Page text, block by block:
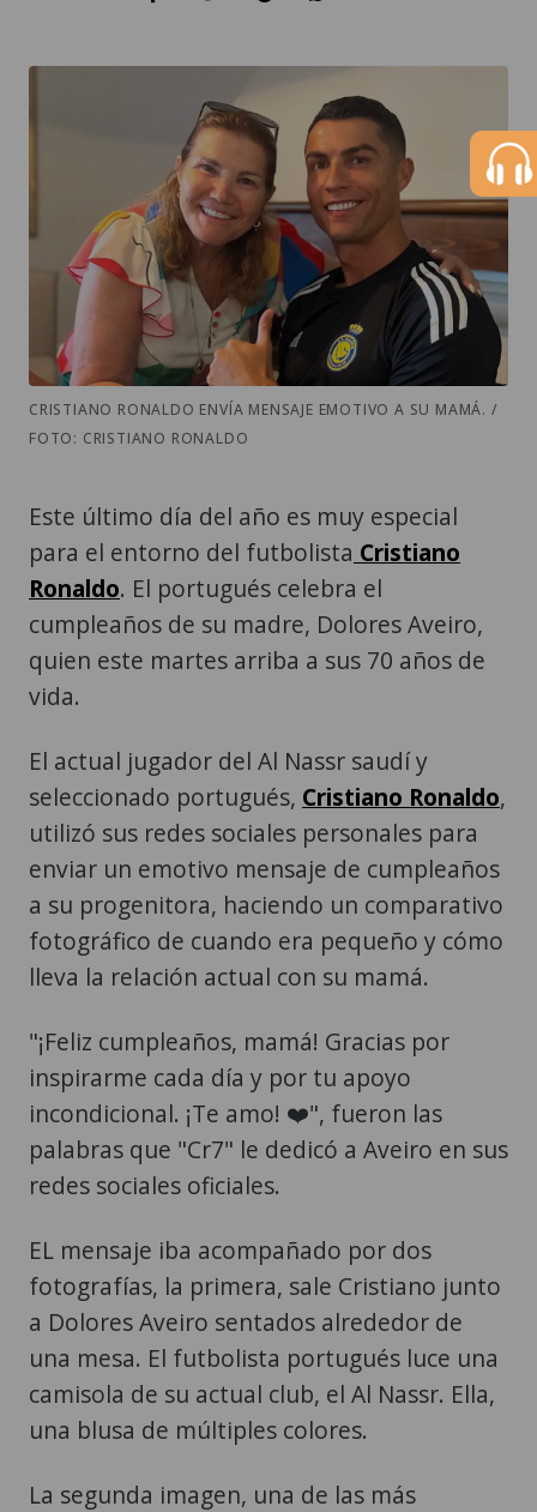
CRISTIANO RONALDO ENVÍA MENSAJE EMOTIVO A SU MAMÁ. /
FOTO: CRISTIANO RONALDO
Este último día del año es muy especial
para el entorno del futbolista Cristiano
Ronaldo. El portugués celebra el
cumpleaños de su madre, Dolores Aveiro,
quien este martes arriba a sus 70 años de
vida.
El actual jugador del Al Nassr saudí y
seleccionado portugués, Cristiano Ronaldo,
utilizó sus redes sociales personales para
enviar un emotivo mensaje de cumpleaños
a su progenitora, haciendo un comparativo
fotográfico de cuando era pequeño y cómo
lleva la relación actual con su mamá.
"¡Feliz cumpleaños, mamá! Gracias por
inspirarme cada día y por tu apoyo
incondicional. ¡Te amo! ❤️", fueron las
palabras que "Cr7" le dedicó a Aveiro en sus
redes sociales oficiales.
EL mensaje iba acompañado por dos
fotografías, la primera, sale Cristiano junto
a Dolores Aveiro sentados alrededor de
una mesa. El futbolista portugués luce una
camisola de su actual club, el Al Nassr. Ella,
una blusa de múltiples colores.
La segunda imagen, una de las más